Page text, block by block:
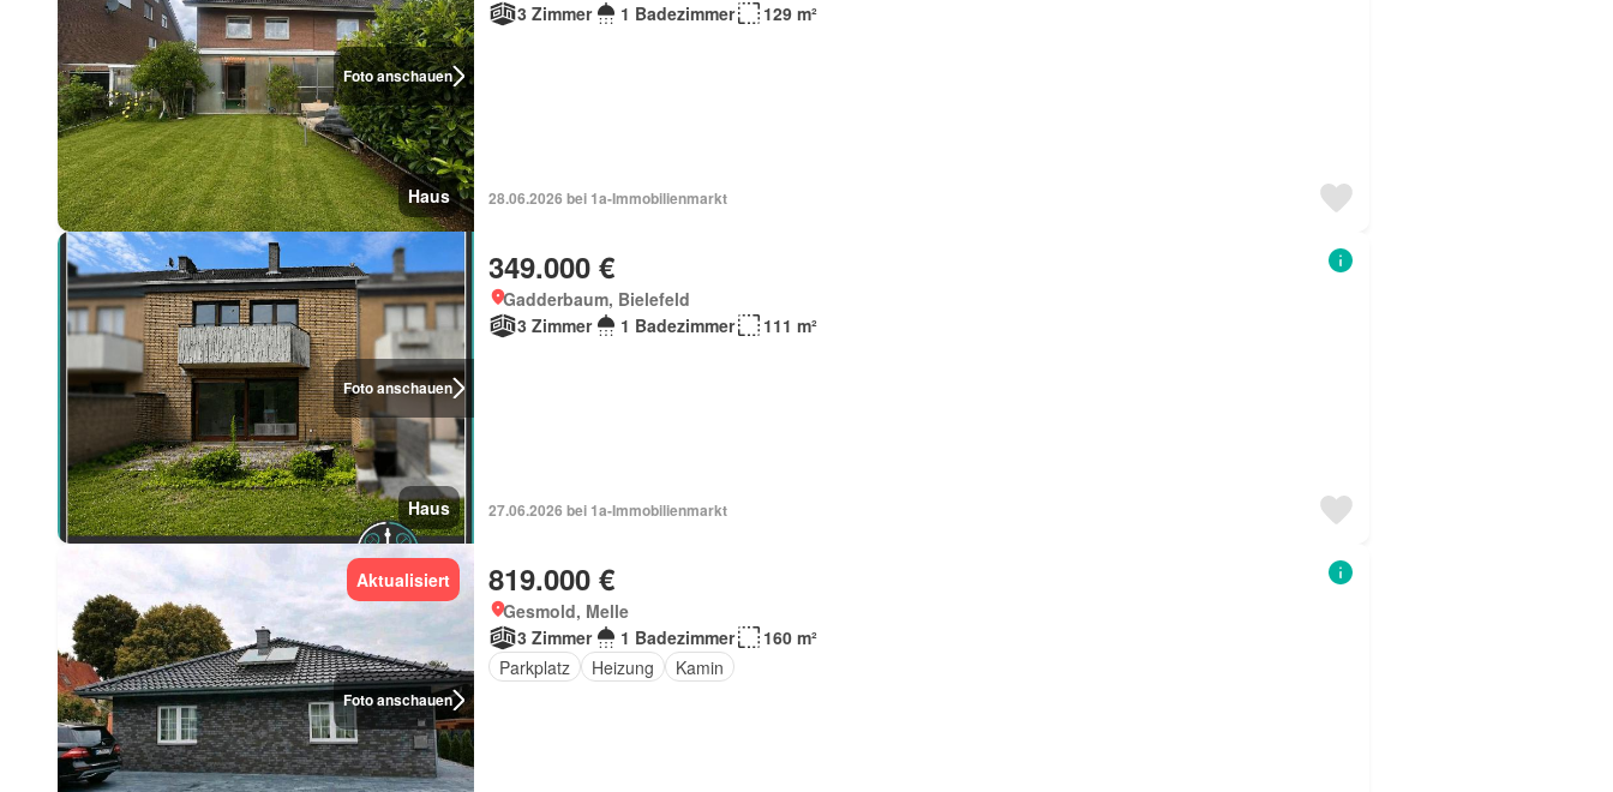
Foto anschauen
Haus
3 Zimmer
1 Badezimmer 129 m²
28.06.2026 bei 1a-Immobilienmarkt
Foto anschauen
Haus
349.000 €
Gadderbaum, Bielefeld
3 Zimmer
1 Badezimmer 111 m²
27.06.2026 bei 1a-Immobilienmarkt
Foto anschauen
Aktualisiert 819.000 €
Gesmold, Melle
3 Zimmer
1 Badezimmer
160 m²
Parkplatz
Heizung Kamin